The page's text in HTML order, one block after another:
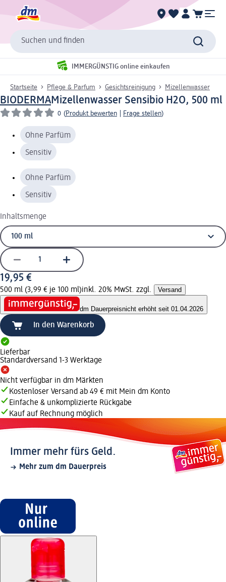
Suchen und finden
IMMERGÜNSTIG online einkaufen
Startseite Pflege & Parfum Gesichtsreinigung Mizellenwasser
BIODERMAMizellenwasser Sensibio H2O, 500 ml
0 (Produkt bewerten Frage stellen)
Ohne Parfüm
Sensitiv
Ohne Parfüm
Sensitiv
Inhaltsmenge
19,95 €
500 ml (3,99 € je 100 ml)inkl. 20% MwSt. zzgl. Versand
dm Dauerpreisnicht erhöht seit 01.04.2026
In den Warenkorb
Lieferbar
Standardversand 1-3 Werktage
Nicht verfügbar in dm Märkten
Kostenloser Versand ab 49 € mit Mein dm Konto
Einfache & unkomplizierte Rückgabe
Kauf auf Rechnung möglich
Immer mehr fürs Geld.
Mehr zum dm Dauerpreis